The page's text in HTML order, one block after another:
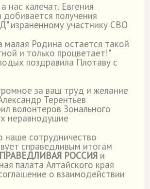
нас калечат. Евгения
добивается получения
израненному участнику СВО
малая Родина остается такой
и только процветает!"
поздравила Плотаву с
за ваш труд и желание
Терентьев
волонтеров Зонального
неравнодушие
наше сотрудничество
справедливым итогам
РОССИЯ и
палата Алтайского края
о взаимодействии